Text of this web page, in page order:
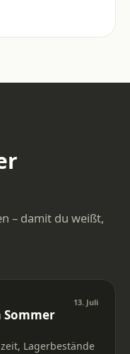
– damit du weißt,
13. Juli
Sommer
Lagerbestände